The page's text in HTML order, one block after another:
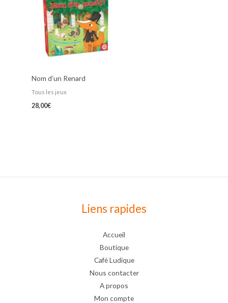
Nom d’un Renard
Tous les jeux
28,00€
Liens rapides
Accueil
Boutique
Café Ludique
Nous contacter
A propos
Mon compte